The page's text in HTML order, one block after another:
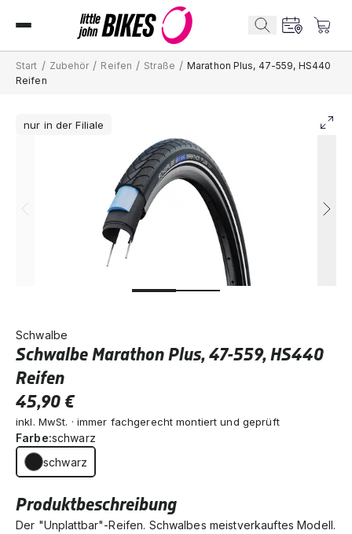
Start / Zubehör / Reifen / Straße / Marathon Plus, 47-559, HS440
Reifen
nur in der Filiale
Produktbeschreibung
Der "Unplattbar"-Reifen. Schwalbes meistverkauftes Modell.
Schwalbe
Schwalbe Marathon Plus, 47-559, HS440
Reifen
45,90 €
inkl. MwSt. · immer fachgerecht montiert und geprüft
Farbe:schwarz
schwarz